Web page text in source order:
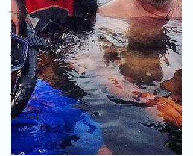
Transmissão Ao Vivo
Ramo Imobiliário
Publicidade
Inspeção aérea
Seriado
Pantanal